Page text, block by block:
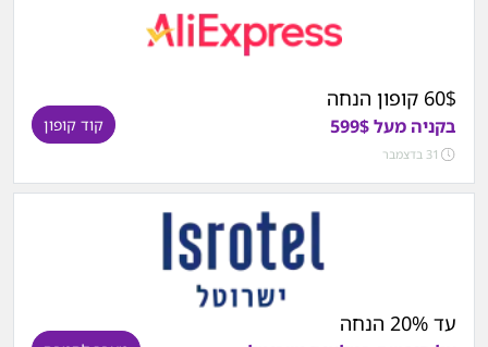
60$ קופון הנחה
בקניה מעל 599$
31 בדצמבר
קוד קופון
עד 20% הנחה